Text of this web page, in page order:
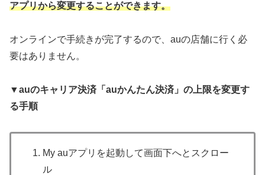
アプリから変更することができます。
オンラインで手続きが完了するので、auの店舗に行く必
要はありません。
▼auのキャリア決済「auかんたん決済」の上限を変更す
る手順
My auアプリを起動して画面下へとスクロー
ル